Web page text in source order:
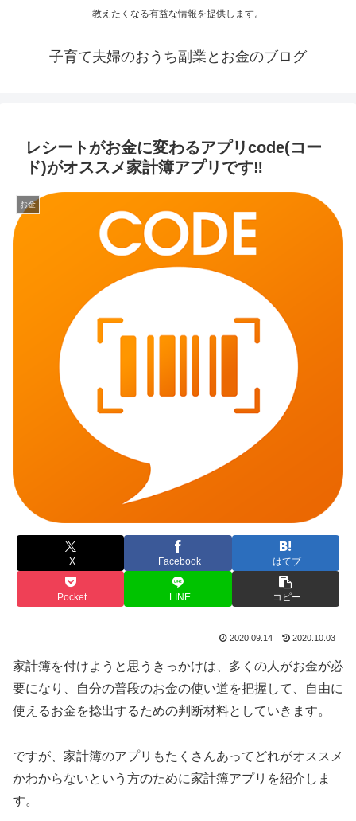
教えたくなる有益な情報を提供します。
子育て夫婦のおうち副業とお金のブログ
レシートがお金に変わるアプリcode(コー
ド)がオススメ家計簿アプリです‼︎
お金
X Facebook はてブ
Pocket LINE コピー
2020.09.14 2020.10.03
家計簿を付けようと思うきっかけは、多くの人がお金が必
要になり、自分の普段のお金の使い道を把握して、自由に
使えるお金を捻出するための判断材料としていきます。
ですが、家計簿のアプリもたくさんあってどれがオススメ
かわからないという方のために家計簿アプリを紹介しま
す。